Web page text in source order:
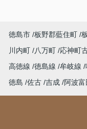
徳島市 板野郡藍住町
川内町 八万町 応神町
高徳線 徳島線 牟岐線
徳島 佐古 吉成 阿波富